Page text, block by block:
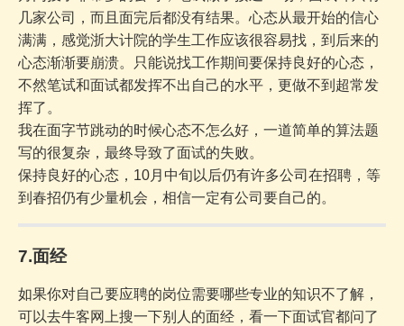
几家公司，而且面完后都没有结果。心态从最开始的信心
满满，感觉浙大计院的学生工作应该很容易找，到后来的
心态渐渐要崩溃。只能说找工作期间要保持良好的心态，
不然笔试和面试都发挥不出自己的水平，更做不到超常发
挥了。
我在面字节跳动的时候心态不怎么好，一道简单的算法题
写的很复杂，最终导致了面试的失败。
保持良好的心态，10月中旬以后仍有许多公司在招聘，等
到春招仍有少量机会，相信一定有公司要自己的。
7.面经
如果你对自己要应聘的岗位需要哪些专业的知识不了解，
可以去牛客网上搜一下别人的面经，看一下面试官都问了